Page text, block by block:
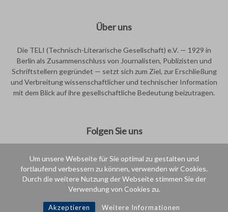
Um unsere Webseite für Sie optimal zu gestalten und
fortlaufend verbessern zu können, verwenden wir Cookies.
Durch die weitere Nutzung der Webseite stimmen Sie der
Verwendung von Cookies zu.
Akzeptieren Weitere Informationen
Über uns
Die TELI (Technisch-Literarische Gesellschaft) e.V. — 1929 in
Berlin als Zusammenschluss von Journalisten, Publizisten und
Schriftstellern gegründet — setzt sich zum Ziel, zur Erschließung
und Verbreitung wissenschaftlicher und technischer Information
mit dem Blick auf ihre gesellschaftliche Bedeutung beizutragen.
Folgen Sie uns